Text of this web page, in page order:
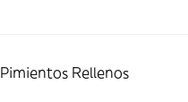
Pimientos Rellenos